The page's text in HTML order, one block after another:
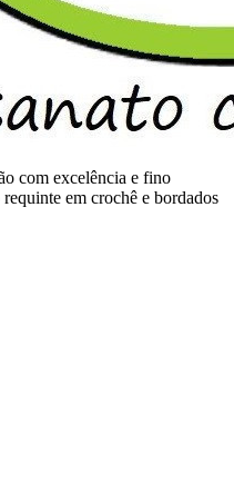
com excelência e fino
em crochê e bordados